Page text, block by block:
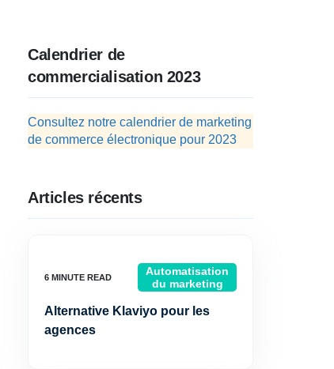
Calendrier de
commercialisation 2023
Consultez notre calendrier de marketing
de commerce électronique pour 2023
Articles récents
Automatisation
du marketing
Alternative Klaviyo pour les
agences